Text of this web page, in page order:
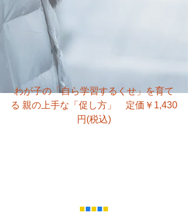
わが子の「自ら学習するくせ」を育て
る 親の上手な「促し方」　定価￥1,430
円(税込)
■■■■■